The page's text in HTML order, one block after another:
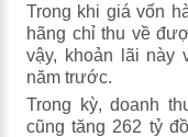
Trong khi giá vốn
hãng chỉ thu về
vậy, khoản lãi này
năm trước.
Trong kỳ, doanh
cũng tăng 262 tỷ